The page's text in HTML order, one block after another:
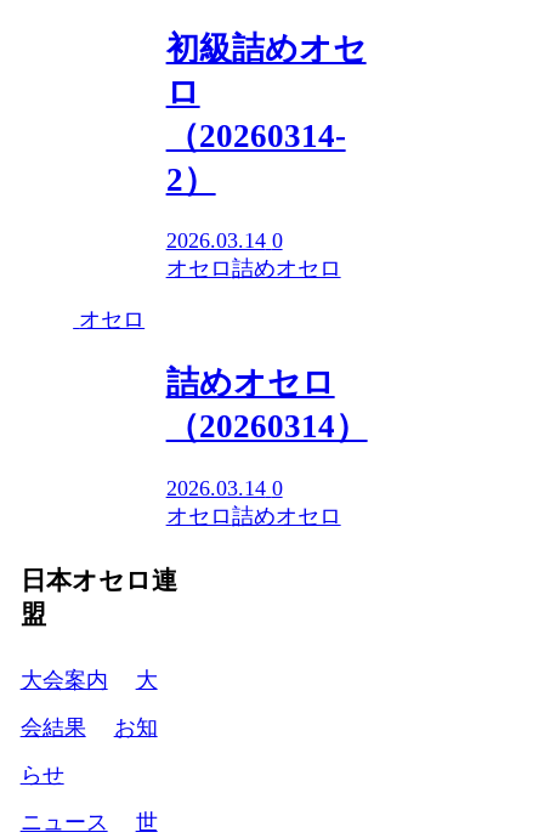
初級詰めオセ
ロ
（20260314-
2）
2026.03.14 0
オセロ詰めオセロ
オセロ
詰めオセロ
（20260314）
2026.03.14 0
オセロ詰めオセロ
日本オセロ連
盟
大会案内
大
会結果
お知
らせ
ニュース
世